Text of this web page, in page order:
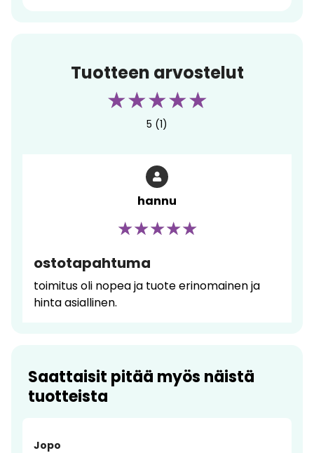
Tuotteen arvostelut
5 (1)
hannu
ostotapahtuma
toimitus oli nopea ja tuote erinomainen ja
hinta asiallinen.
Saattaisit pitää myös näistä
tuotteista
Jopo